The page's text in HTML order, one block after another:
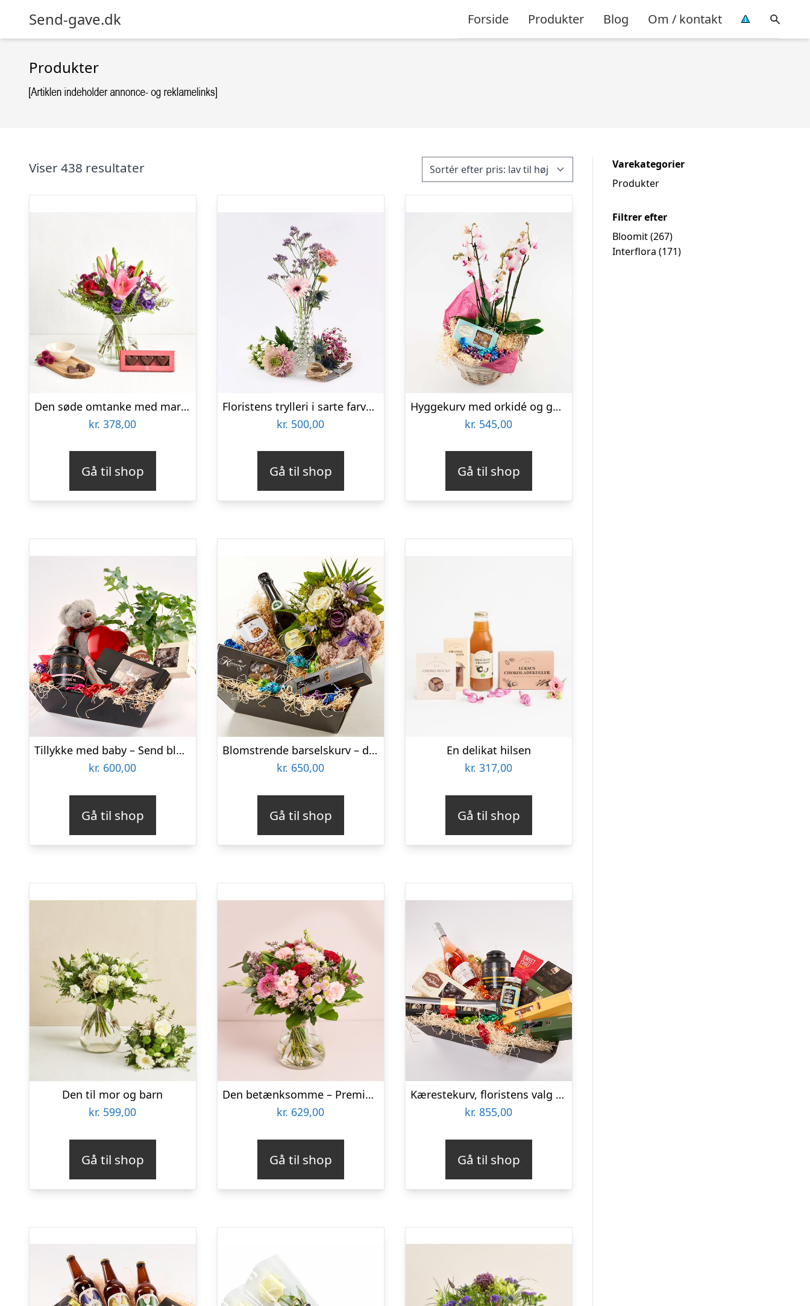
Send-gave.dk Forside Produkter Blog Om / kontakt
Produkter
Viser 438 resultater
Den søde omtanke med marcipanhjerter
kr. 378,00
Gå til shop
Floristens trylleri i sarte farver – Send blomster med Bloomit
kr. 500,00
Gå til shop
Hyggekurv med orkidé og godter – Send blomster med Bloomit
kr. 545,00
Gå til shop
Tillykke med baby – Send blomster med Bloomit
kr. 600,00
Gå til shop
Blomstrende barselskurv – dreng – Send blomster med Bloomit
kr. 650,00
Gå til shop
En delikat hilsen
kr. 317,00
Gå til shop
Den til mor og barn
kr. 599,00
Gå til shop
Den betænksomme – Premium
kr. 629,00
Gå til shop
Kærestekurv, floristens valg – Send blomster med Bloomit
kr. 855,00
Gå til shop
Varekategorier
Produkter
Filtrer efter
Bloomit(267)
Interflora (171)